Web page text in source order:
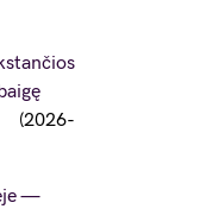
2026-
—